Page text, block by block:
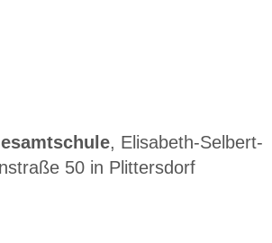
, Elisabeth-Selbert-
50 in Plittersdorf